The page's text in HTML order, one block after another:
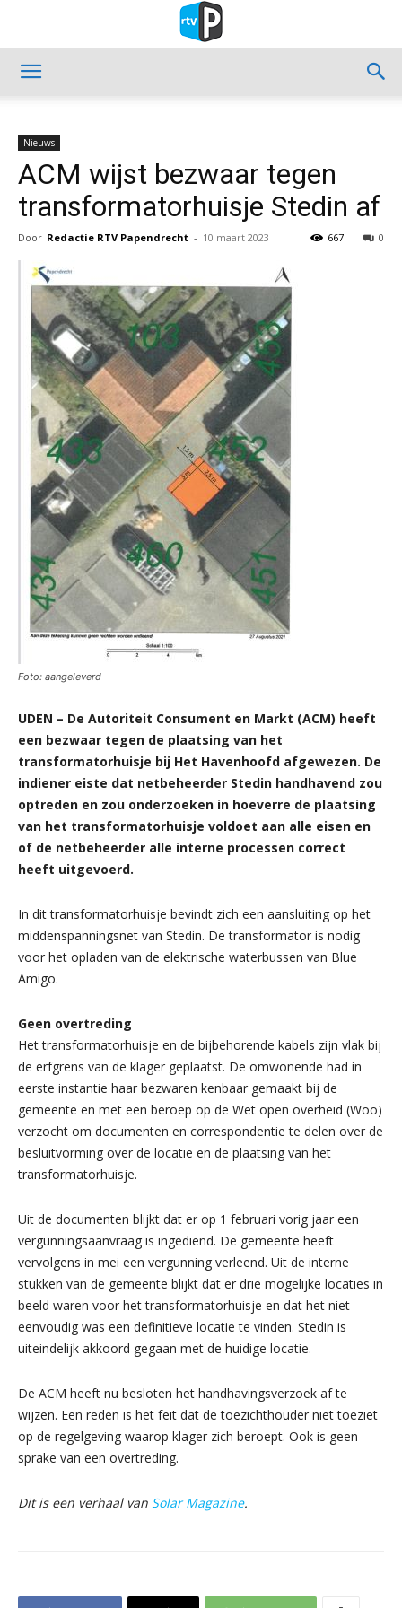
Nieuws
ACM wijst bezwaar tegen
transformatorhuisje Stedin af
Door Redactie RTV Papendrecht - 10 maart 2023 0
667
Foto: aangeleverd
UDEN – De Autoriteit Consument en Markt (ACM) heeft
een bezwaar tegen de plaatsing van het
transformatorhuisje bij Het Havenhoofd afgewezen. De
indiener eiste dat netbeheerder Stedin handhavend zou
optreden en zou onderzoeken in hoeverre de plaatsing
van het transformatorhuisje voldoet aan alle eisen en
of de netbeheerder alle interne processen correct
heeft uitgevoerd.
In dit transformatorhuisje bevindt zich een aansluiting op het
middenspanningsnet van Stedin. De transformator is nodig
voor het opladen van de elektrische waterbussen van Blue
Amigo.
Geen overtreding
Het transformatorhuisje en de bijbehorende kabels zijn vlak bij
de erfgrens van de klager geplaatst. De omwonende had in
eerste instantie haar bezwaren kenbaar gemaakt bij de
gemeente en met een beroep op de Wet open overheid (Woo)
verzocht om documenten en correspondentie te delen over de
besluitvorming over de locatie en de plaatsing van het
transformatorhuisje.
Uit de documenten blijkt dat er op 1 februari vorig jaar een
vergunningsaanvraag is ingediend. De gemeente heeft
vervolgens in mei een vergunning verleend. Uit de interne
stukken van de gemeente blijkt dat er drie mogelijke locaties in
beeld waren voor het transformatorhuisje en dat het niet
eenvoudig was een definitieve locatie te vinden. Stedin is
uiteindelijk akkoord gegaan met de huidige locatie.
De ACM heeft nu besloten het handhavingsverzoek af te
wijzen. Een reden is het feit dat de toezichthouder niet toeziet
op de regelgeving waarop klager zich beroept. Ook is geen
sprake van een overtreding.
Dit is een verhaal van Solar Magazine.